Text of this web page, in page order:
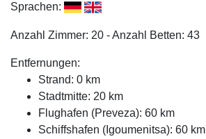
Sprachen:
Anzahl Zimmer: 20 - Anzahl Betten: 43
Entfernungen:
Strand: 0 km
Stadtmitte: 20 km
Flughafen (Preveza): 60 km
Schiffshafen (Igoumenitsa): 60 km